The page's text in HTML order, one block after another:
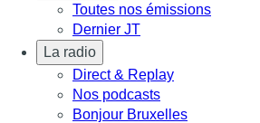
Toutes nos émissions
Dernier JT
La radio
Direct & Replay
Nos podcasts
Bonjour Bruxelles